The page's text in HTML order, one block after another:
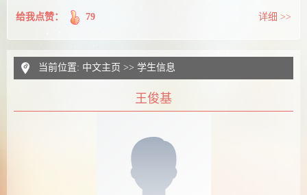
给我点赞： 79 详细 >>
当前位置: 中文主页 >> 学生信息
王俊基